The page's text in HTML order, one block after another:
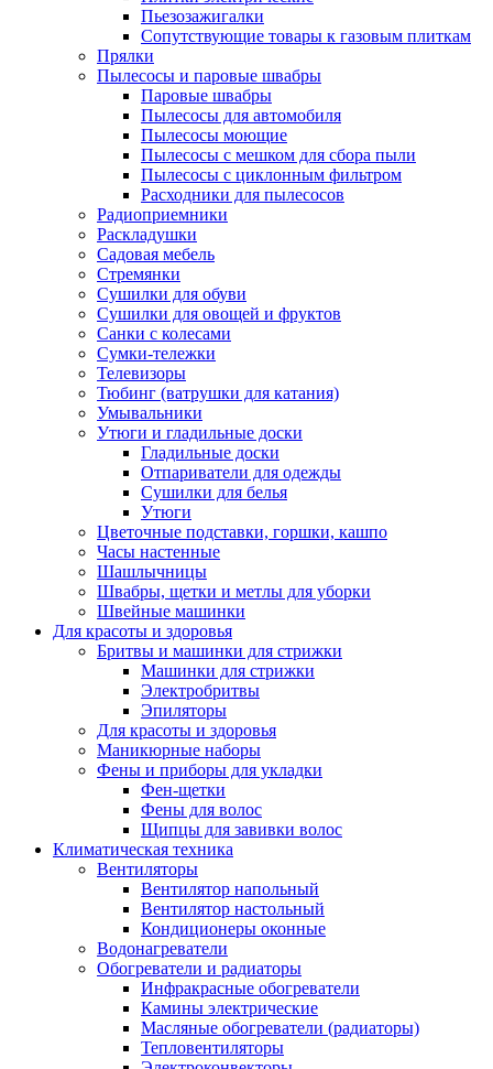
Пьезозажигалки
Сопутствующие товары к газовым плиткам
Прялки
Пылесосы и паровые швабры
Паровые швабры
Пылесосы для автомобиля
Пылесосы моющие
Пылесосы с мешком для сбора пыли
Пылесосы с циклонным фильтром
Расходники для пылесосов
Радиоприемники
Раскладушки
Садовая мебель
Стремянки
Сушилки для обуви
Сушилки для овощей и фруктов
Санки с колесами
Сумки-тележки
Телевизоры
Тюбинг (ватрушки для катания)
Умывальники
Утюги и гладильные доски
Гладильные доски
Отпариватели для одежды
Сушилки для белья
Утюги
Цветочные подставки, горшки, кашпо
Часы настенные
Шашлычницы
Швабры, щетки и метлы для уборки
Швейные машинки
Для красоты и здоровья
Бритвы и машинки для стрижки
Машинки для стрижки
Электробритвы
Эпиляторы
Для красоты и здоровья
Маникюрные наборы
Фены и приборы для укладки
Фен-щетки
Фены для волос
Щипцы для завивки волос
Климатическая техника
Вентиляторы
Вентилятор напольный
Вентилятор настольный
Кондиционеры оконные
Водонагреватели
Обогреватели и радиаторы
Инфракрасные обогреватели
Камины электрические
Масляные обогреватели (радиаторы)
Тепловентиляторы